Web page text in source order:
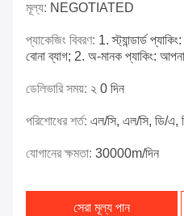
মূল্য: NEGOTIATED
প্যাকেজিং বিবরণ: 1. স্ট্যান্ডার্ড
বোনা ব্যাগ; 2. অ-মানক প্যাকিং:
ডেলিভারি সময়: ২ 0 দিন
পরিশোধের শর্ত: এল/সি, এল/সি, ডি/এ,
যোগানের ক্ষমতা: 30000m/দিন
সেরা মূল্য পান